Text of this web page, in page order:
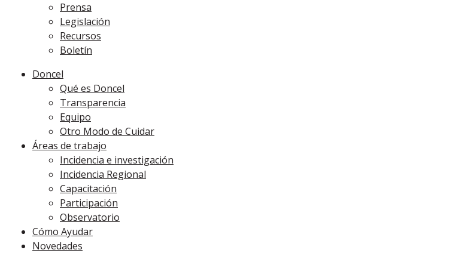
Prensa
Legislación
Recursos
Boletín
Doncel
Qué es Doncel
Transparencia
Equipo
Otro Modo de Cuidar
Áreas de trabajo
Incidencia e investigación
Incidencia Regional
Capacitación
Participación
Observatorio
Cómo Ayudar
Novedades